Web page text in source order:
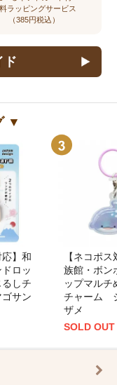
ラッピングサービス
（385円税込）
ド
▼
応】和
ロッ
しチ
サン
【ネコポ
族館・ボン
ップマルチ
チャーム
ザメ
SOLD OUT